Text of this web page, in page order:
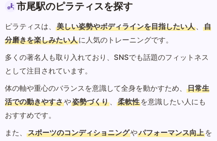
市尾駅のピラティスを探す
ピラティスは、 美しい姿勢やボディラインを目指したい人 、
自
分磨きを楽しみたい人に人気のトレーニングです。
多くの著名人も取り入れており、SNSでも話題のフィットネス
として注目されています。
体の軸や重心のバランスを意識して全身を動かすため、
日常生
活での動きやすさや姿勢づくり 、 柔軟性 を意識したい人にも
おすすめです。
また、
スポーツのコンディショニングやパフォーマンス向上 を